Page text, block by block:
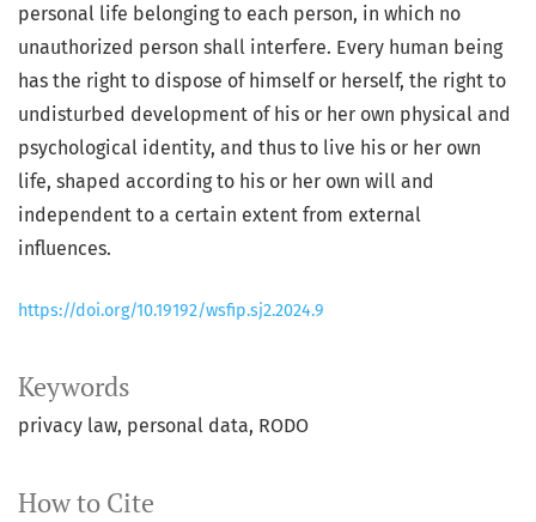
Keywords
privacy law personal data RODO
How to Cite
personal life belonging to each person, in which no
unauthorized person shall interfere. Every human being
has the right to dispose of himself or herself, the right to
undisturbed development of his or her own physical and
psychological identity, and thus to live his or her own
life, shaped according to his or her own will and
independent to a certain extent from external
influences.
https://doi.org/10.19192/wsfip.sj2.2024.9